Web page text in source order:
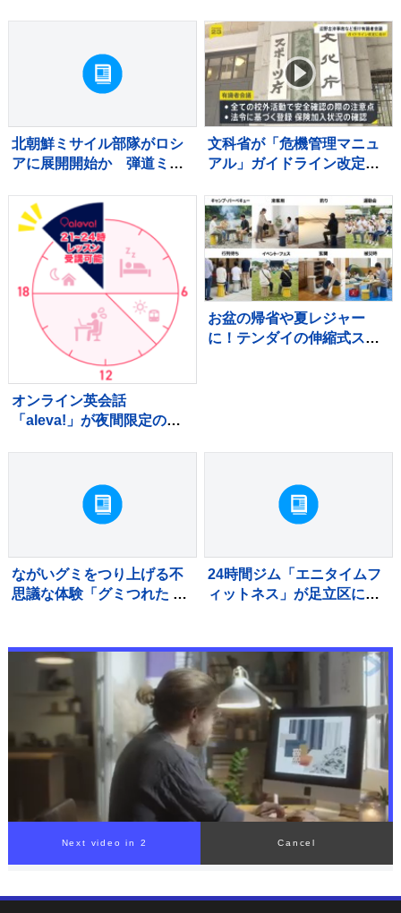
の原因になってるかも」
北朝鮮ミサイル部隊がロシ
アに展開開始か 弾道ミサ
性も ロイター通信
文科省が「危機管理マニュ
アル」ガイドライン改定
道バス事故…学校外の事故
相次ぐ 有識者会議で議論
し年内に取りまとめへ
オンライン英会話
「aleva!」が夜間限定の低
お盆の帰省や夏レジャー
に！テンダイの伸縮式スツ
ながいグミをつり上げる不
思議な体験「グミつれた ぶ
24時間ジム「エニタイムフ
ィットネス」が足立区に江
Next video in 1 Cancel